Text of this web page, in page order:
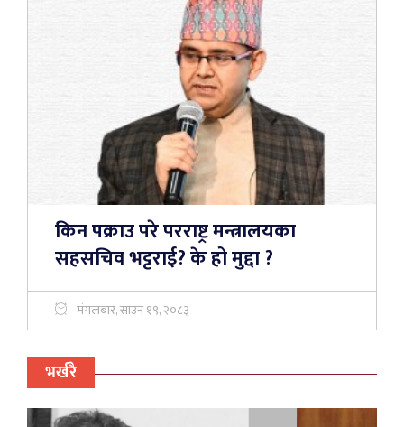
किन पक्राउ परे परराष्ट्र मन्त्रालयका
सहसचिव भट्टराई? के हो मुद्दा ?
मंगलबार, साउन १९, २०८३
भर्खरै